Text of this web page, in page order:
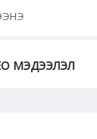
МЭДЭЭЛЭЛ